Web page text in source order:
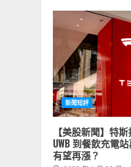
新聞短評
【美股新聞】特
UWB 到餐飲充電
有望再漲？